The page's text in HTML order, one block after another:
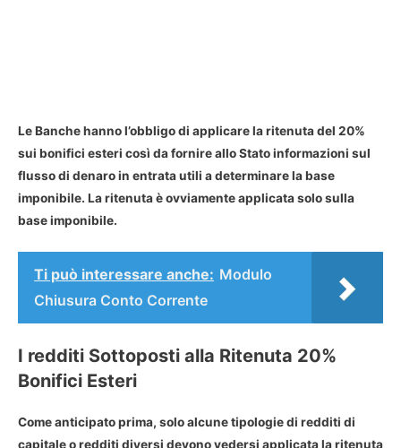
Le Banche hanno l’obbligo di applicare la ritenuta del 20%
sui bonifici esteri così da fornire allo Stato informazioni sul
flusso di denaro in entrata utili a determinare la base
imponibile. La ritenuta è ovviamente applicata solo sulla
base imponibile.
Ti può interessare anche: Modulo
Chiusura Conto Corrente
I redditi Sottoposti alla Ritenuta 20%
Bonifici Esteri
Come anticipato prima, solo alcune tipologie di redditi di
capitale o redditi diversi devono vedersi applicata la ritenuta